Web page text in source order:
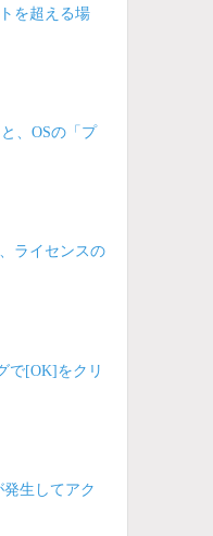
を超える場
、OSの「プ
ライセンスの
で[OK]をクリ
生してアク